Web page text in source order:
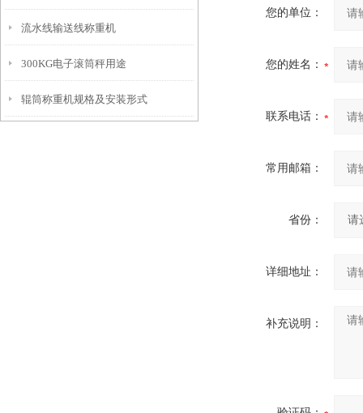
流水线输送线称重机
300KG电子滚筒秤用途
辊筒称重机规格及安装形式
您的单位：
您的姓名：
联系电话：
常用邮箱：
省份：
详细地址：
补充说明：